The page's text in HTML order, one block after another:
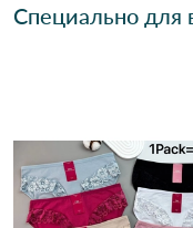
Специально для